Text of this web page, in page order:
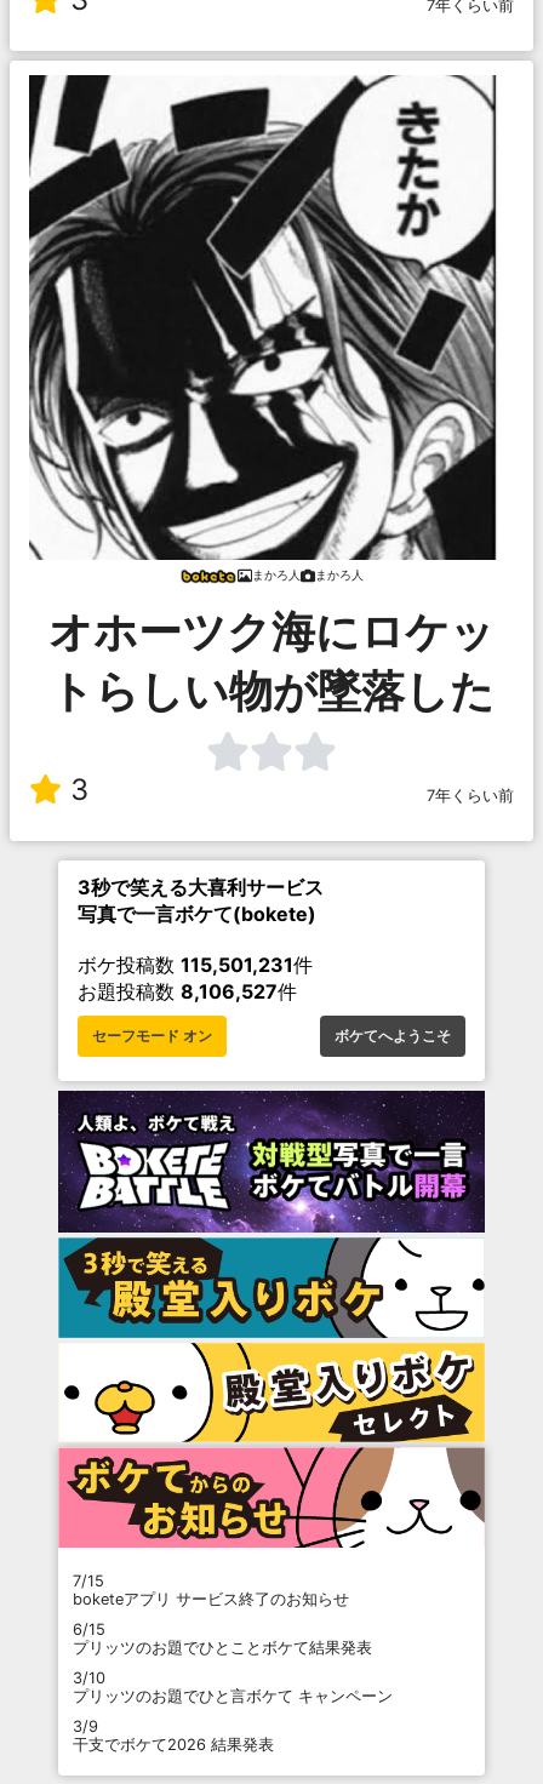
7年くらい前
まかろ人 まかろ人
オホーツク海にロケッ
トらしい物が墜落した
3 7年くらい前
3秒で笑える大喜利サービス
写真で一言ボケて(bokete)
ボケ投稿数 115,501,231件
お題投稿数 8,106,527件
セーフモード オン ボケてへようこそ
7/15
boketeアプリ サービス終了のお知らせ
6/15
プリッツのお題でひとことボケて結果発表
3/10
プリッツのお題でひと言ボケて キャンペーン
3/9
干支でボケて2026 結果発表